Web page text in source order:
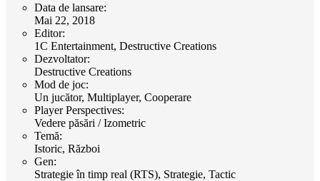
Data de lansare:
Mai 22, 2018
Editor:
1C Entertainment, Destructive Creations
Dezvoltator:
Destructive Creations
Mod de joc:
Un jucător, Multiplayer, Cooperare
Player Perspectives:
Vedere păsări / Izometric
Temă:
Istoric, Război
Gen:
Strategie în timp real (RTS), Strategie, Tactic